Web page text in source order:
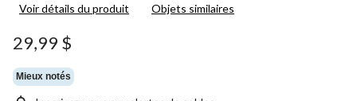
42
Voir détails du produit Objets similaires
29,99 $
Mieux notés